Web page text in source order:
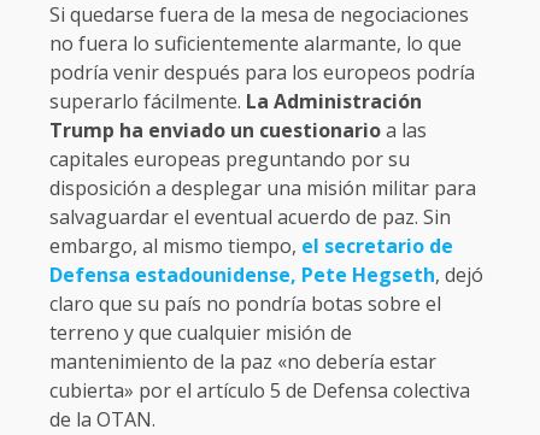
Si quedarse fuera de la mesa de negociaciones
no fuera lo suficientemente alarmante, lo que
podría venir después para los europeos podría
superarlo fácilmente. La Administración
Trump ha enviado un cuestionarioa las
capitales europeas preguntando por su
disposición a desplegar una misión militar para
salvaguardar el eventual acuerdo de paz. Sin
embargo, al mismo tiempo, el secretario de
Defensa estadounidense, Pete Hegseth, dejó
claro que su país no pondría botas sobre el
terreno y que cualquier misión de
mantenimiento de la paz «no debería estar
cubierta» por el artículo 5 de Defensa colectiva
de la OTAN.